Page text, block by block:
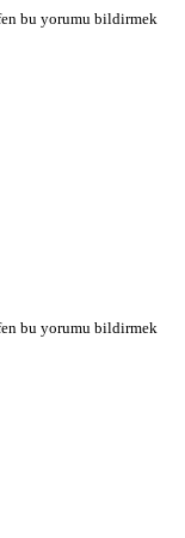
bu yorumu bildirmek
bu yorumu bildirmek